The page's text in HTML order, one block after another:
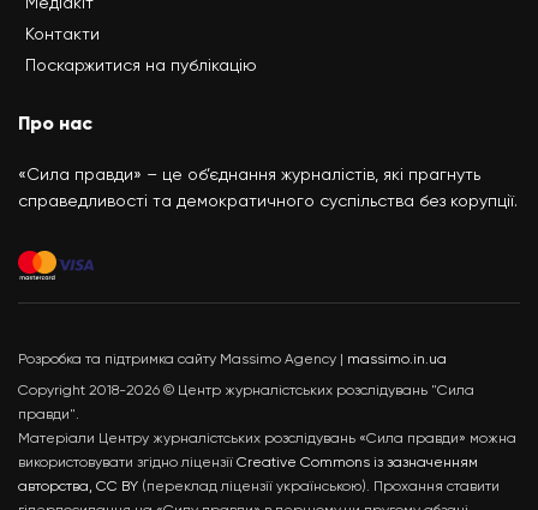
Контакти
Поскаржитися на публікацію
Про нас
«Сила правди» – це об’єднання журналістів, які прагнуть
справедливості та демократичного суспільства без корупції.
Розробка та підтримка сайту Massimo Agency | massimo.in.ua
Copyright 2018-2026 © Центр журналістських розслідувань "Сила
правди".
Матеріали Центру журналістських розслідувань «Сила правди» можна
використовувати згідно ліцензії Creative Commons із зазначенням
авторства, CC BY (переклад ліцензії українською). Прохання ставити